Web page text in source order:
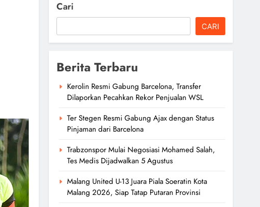
Cari
CARI
Berita Terbaru
Kerolin Resmi Gabung Barcelona, Transfer
Dilaporkan Pecahkan Rekor Penjualan WSL
Ter Stegen Resmi Gabung Ajax dengan Status
Pinjaman dari Barcelona
Trabzonspor Mulai Negosiasi Mohamed Salah,
Tes Medis Dijadwalkan 5 Agustus
Malang United U-13 Juara Piala Soeratin Kota
Malang 2026, Siap Tatap Putaran Provinsi